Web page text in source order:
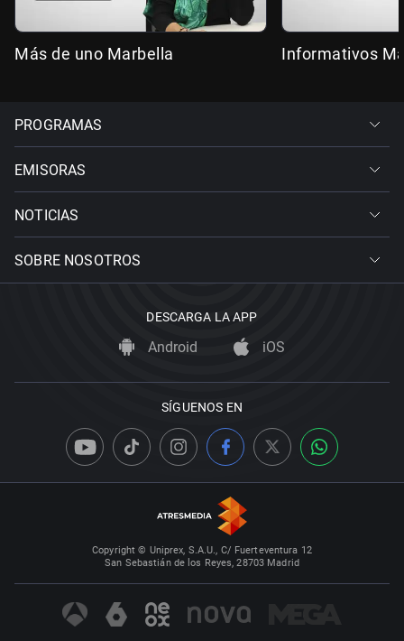
Más de uno Marbella Informativos
PROGRAMAS
EMISORAS
NOTICIAS
SOBRE NOSOTROS
DESCARGA LA APP
Android iOS
SÍGUENOS EN
Copyright © Uniprex, S.A.U., C/ Fuerteventura 12
San Sebastián de los Reyes, 28703 Madrid